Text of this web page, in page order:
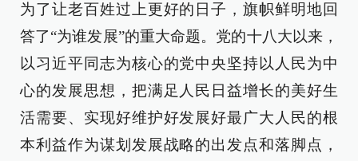
为了让老百姓过上更好的日子，旗帜鲜明地回
答了“为谁发展”的重大命题。党的十八大以来，
以习近平同志为核心的党中央坚持以人民为中
心的发展思想，把满足人民日益增长的美好生
活需要、实现好维护好发展好最广大人民的根
本利益作为谋划发展战略的出发点和落脚点，